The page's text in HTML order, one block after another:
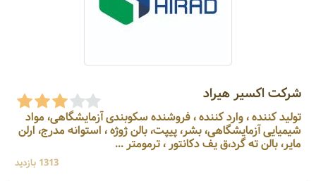
شرکت اکسیر هیراد
تولید کننده ، وارد کننده ، فروشنده سکوبندی آزمایشگاهی، مواد
شیمیایی آزمایشگاهی، بشر، پیپت، بالن ژوژه ، استوانه مدرج، ارلن
مایر، بالن ته گرد،ق یف دکانتور ، ترمومتر ...
1313 بازدید